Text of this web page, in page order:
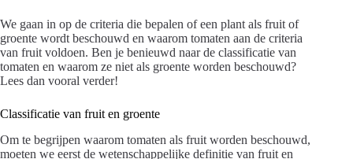
We gaan in op de criteria die bepalen of een plant als fruit of
groente wordt beschouwd en waarom tomaten aan de criteria
van fruit voldoen. Ben je benieuwd naar de classificatie van
tomaten en waarom ze niet als groente worden beschouwd?
Lees dan vooral verder!
Classificatie van fruit en groente
Om te begrijpen waarom tomaten als fruit worden beschouwd,
moeten we eerst de wetenschappelijke definitie van fruit en